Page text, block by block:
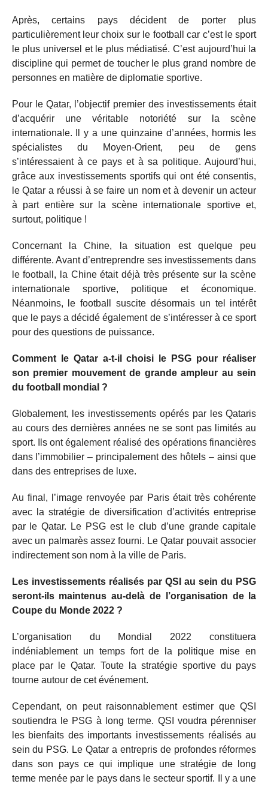
Après, certains pays décident de porter plus
particulièrement leur choix sur le football car c’est le sport
le plus universel et le plus médiatisé. C’est aujourd’hui la
discipline qui permet de toucher le plus grand nombre de
personnes en matière de diplomatie sportive.
Pour le Qatar, l’objectif premier des investissements était
d’acquérir une véritable notoriété sur la scène
internationale. Il y a une quinzaine d’années, hormis les
spécialistes du Moyen-Orient, peu de gens
s’intéressaient à ce pays et à sa politique. Aujourd’hui,
grâce aux investissements sportifs qui ont été consentis,
le Qatar a réussi à se faire un nom et à devenir un acteur
à part entière sur la scène internationale sportive et,
surtout, politique !
Concernant la Chine, la situation est quelque peu
différente. Avant d’entreprendre ses investissements dans
le football, la Chine était déjà très présente sur la scène
internationale sportive, politique et économique.
Néanmoins, le football suscite désormais un tel intérêt
que le pays a décidé également de s’intéresser à ce sport
pour des questions de puissance.
Comment le Qatar a-t-il choisi le PSG pour réaliser
son premier mouvement de grande ampleur au sein
du football mondial ?
Globalement, les investissements opérés par les Qataris
au cours des dernières années ne se sont pas limités au
sport. Ils ont également réalisé des opérations financières
dans l’immobilier – principalement des hôtels – ainsi que
dans des entreprises de luxe.
Au final, l’image renvoyée par Paris était très cohérente
avec la stratégie de diversification d’activités entreprise
par le Qatar. Le PSG est le club d’une grande capitale
avec un palmarès assez fourni. Le Qatar pouvait associer
indirectement son nom à la ville de Paris.
Les investissements réalisés par QSI au sein du PSG
seront-ils maintenus au-delà de l’organisation de la
Coupe du Monde 2022 ?
L’organisation du Mondial 2022 constituera
indéniablement un temps fort de la politique mise en
place par le Qatar. Toute la stratégie sportive du pays
tourne autour de cet événement.
Cependant, on peut raisonnablement estimer que QSI
soutiendra le PSG à long terme. QSI voudra pérenniser
les bienfaits des importants investissements réalisés au
sein du PSG. Le Qatar a entrepris de profondes réformes
dans son pays ce qui implique une stratégie de long
terme menée par le pays dans le secteur sportif. Il y a une